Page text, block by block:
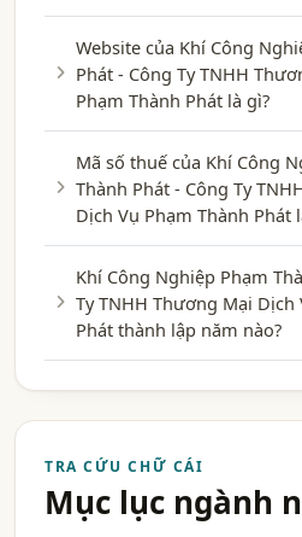
Website của Khí Công
Phát - Công Ty TNHH
Phạm Thành Phát là gì?
Mã số thuế của Khí Công
Thành Phát - Công Ty
Dịch Vụ Phạm Thành Phát
Khí Công Nghiệp Phạm
Ty TNHH Thương Mại Dịch
Phát thành lập năm nào?
TRA CỨU CHỮ CÁI
Mục lục ngành